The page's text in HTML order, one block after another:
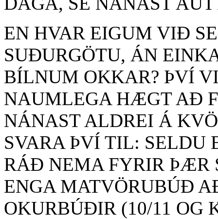
EN HVAR EIGUM VIÐ
SUÐURGÖTU, ÁN
BÍLNUM OKKAR? ÞVÍ
NAUMLEGA HÆGT AÐ
NÁNAST ALDREI Á
SVARA ÞVÍ TIL: SELDU
RÁÐ NEMA FYRIR
ENGA MATVÖRUBÚÐ
OKURBÚÐIR (10/11 OG